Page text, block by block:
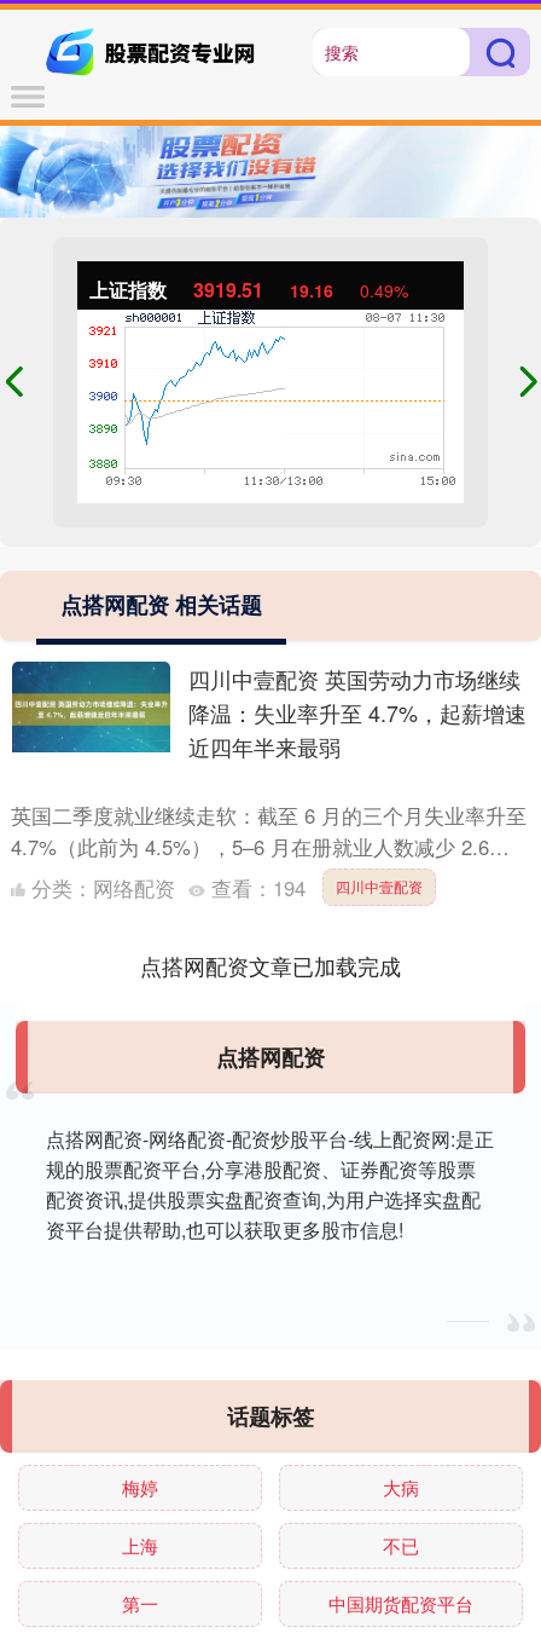
上证指数 3919.51 19.16 0.49%
点搭网配资 相关话题
四川中壹配资 英国劳动力市场继续
降温：失业率升至 4.7%，起薪增速
近四年半来最弱
英国二季度就业继续走软：截至 6 月的三个月失业率升至
4.7%（此前为 4.5%），5–6 月在册就业人数减少 2.6
万。企业受 4 月上调的就业税推高用工....
分类： 网络配资 查看： 194 四川中壹配资
点搭网配资文章已加载完成
点搭网配资
点搭网配资-网络配资-配资炒股平台-线上配资网:是正
规的股票配资平台,分享港股配资、证券配资等股票
配资资讯,提供股票实盘配资查询,为用户选择实盘配
资平台提供帮助,也可以获取更多股市信息!
话题标签
梅婷 大病
上海 不已
第一 中国期货配资平台